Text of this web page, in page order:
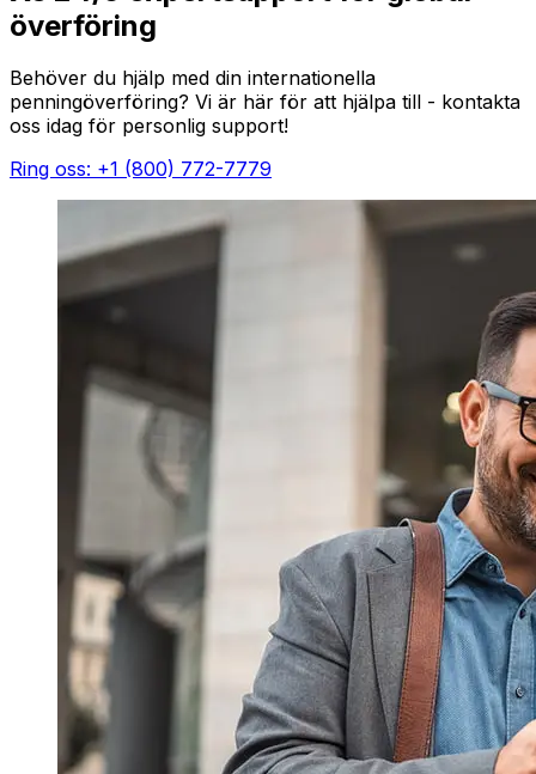
överföring
Behöver du hjälp med din internationella
penningöverföring? Vi är här för att hjälpa till - kontakta
oss idag för personlig support!
Ring oss: +1 (800) 772-7779